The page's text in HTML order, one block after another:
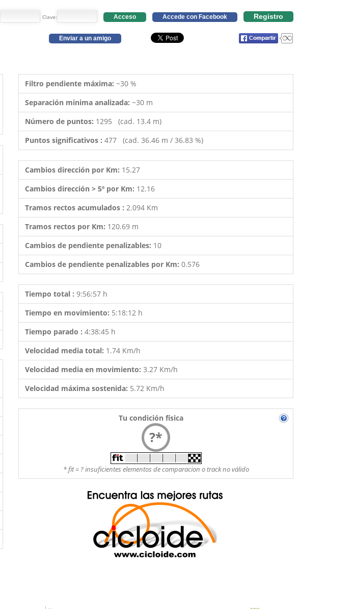
Clave: Acceso Accede con Facebook Registro
Enviar a un amigo
Filtro pendiente máxima: ~30 %
Separación minima analizada: ~30 m
Número de puntos: 1295 (cad. 13.4 m)
Puntos significativos : 477 (cad. 36.46 m / 36.83 %)
Cambios dirección por Km: 15.27
Cambios dirección > 5º por Km: 12.16
Tramos rectos acumulados : 2.094 Km
Tramos rectos por Km: 120.69 m
Cambios de pendiente penalizables: 10
Cambios de pendiente penalizables por Km: 0.576
Tiempo total : 9:56:57 h
Tiempo en movimiento: 5:18:12 h
Tiempo parado : 4:38:45 h
Velocidad media total: 1.74 Km/h
Velocidad media en movimiento: 3.27 Km/h
Velocidad máxima sostenida: 5.72 Km/h
Tu condición física
?*
* fit = ? insuficientes elementos de comparacion o track no válido